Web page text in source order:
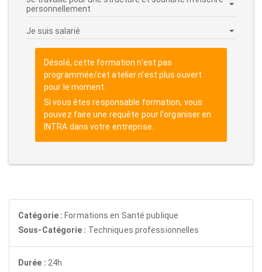
Désolé, cette formation n'est pas
programmée/cet atelier n'est plus ouvert
pour le moment.
Si vous êtes responsable formation, vous
pouvez faire une requête pour l'organiser en
INTRA dans votre entreprise.
Catégorie : Formations en Santé publique
Sous-Catégorie : Techniques professionnelles
Durée : 24h